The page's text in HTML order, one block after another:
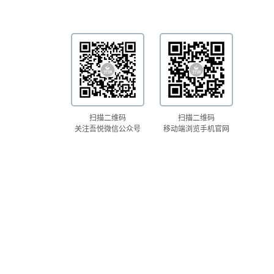
扫描二维码
关注吾悦微信公众号
扫描二维码
移动端浏览手机官网